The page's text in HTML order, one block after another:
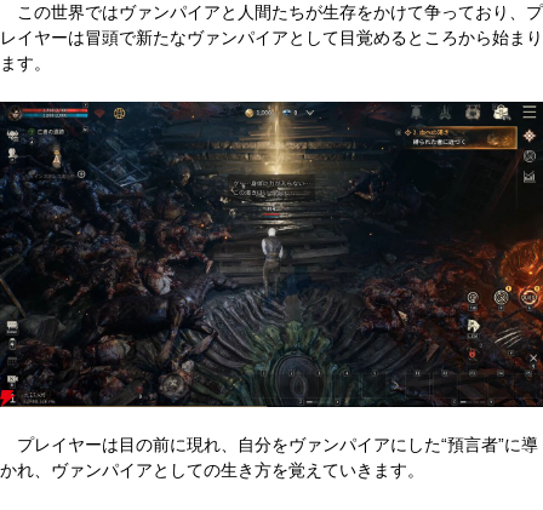
この世界ではヴァンパイアと人間たちが生存をかけて争っており、プ
レイヤーは冒頭で新たなヴァンパイアとして目覚めるところから始まり
ます。
プレイヤーは目の前に現れ、自分をヴァンパイアにした“預言者”に導
かれ、ヴァンパイアとしての生き方を覚えていきます。